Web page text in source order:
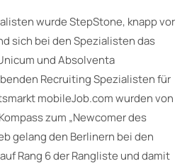
wurde StepStone, knapp vor
sich bei den Spezialisten das
und Absolventa
Recruiting Spezialisten für
mobileJob.com wurden von
zum „Newcomer des
gelang den Berlinern bei den
Rang 6 der Rangliste und damit